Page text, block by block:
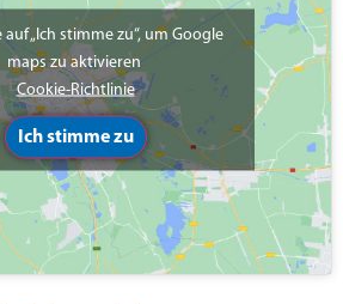
auf „Ich stimme zu“, um Google
maps zu aktivieren
Cookie-Richtlinie
Ich stimme zu